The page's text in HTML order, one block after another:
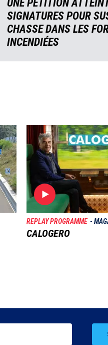
UNE PÉTITION
SIGNATURES POUR
CHASSE DANS LES
INCENDIÉES
Image
REPLAY PROGRAMME
CALOGERO